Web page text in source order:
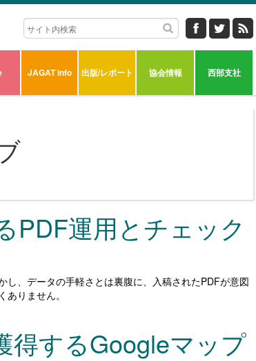
JAGAT info 出版/レポート 協会情報 西部支社
PDF運用とチェック
、データの手軽さとは裏腹に、入稿されたPDFが意図
りません。
得するGoogleマップ